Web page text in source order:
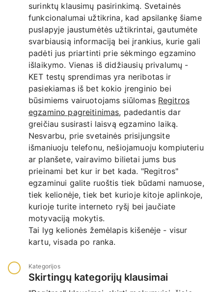
surinktų klausimų pasirinkimą. Svetainės
funkcionalumai užtikrina, kad apsilankę šiame
puslapyje jaustumėtės užtikrintai, gautumėte
svarbiausią informaciją bei įrankius, kurie gali
padėti jus priartinti prie sėkmingo egzamino
išlaikymo. Vienas iš didžiausių privalumų -
KET testų sprendimas yra neribotas ir
pasiekiamas iš bet kokio įrenginio bei
būsimiems vairuotojams siūlomas Regitros
egzamino pagreitinimas, padedantis dar
greičiau susirasti laisvą egzamino laiką.
Nesvarbu, prie svetainės prisijungsite
išmaniuoju telefonu, nešiojamuoju kompiuteriu
ar planšete, vairavimo bilietai jums bus
prieinami bet kur ir bet kada. "Regitros"
egzaminui galite ruoštis tiek būdami namuose,
tiek kelionėje, tiek bet kurioje kitoje aplinkoje,
kurioje turite interneto ryšį bei jaučiate
motyvaciją mokytis.
Tai lyg kelionės žemėlapis kišenėje - visur
kartu, visada po ranka.
Kategorijos
Skirtingų kategorijų klausimai